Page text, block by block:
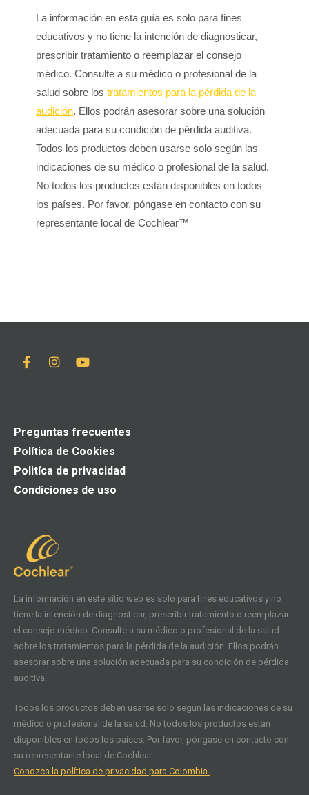
La información en esta guía es solo para fines
educativos y no tiene la intención de diagnosticar,
prescribir tratamiento o reemplazar el consejo
médico. Consulte a su médico o profesional de la
salud sobre lostratamientos para la pérdida de la
audición. Ellos podrán asesorar sobre una solución
adecuada para su condición de pérdida auditiva.
Todos los productos deben usarse solo según las
indicaciones de su médico o profesional de la salud.
No todos los productos están disponibles en todos
los países. Por favor, póngase en contacto con su
representante local de Cochlear™
La información en este sitio web es solo para fines educativos y no
tiene la intención de diagnosticar, prescribir tratamiento o reemplazar
el consejo médico. Consulte a su médico o profesional de la salud
sobre los tratamientos para la pérdida de la audición. Ellos podrán
asesorar sobre una solución adecuada para su condición de pérdida
auditiva.
Todos los productos deben usarse solo según las indicaciones de su
médico o profesional de la salud. No todos los productos están
disponibles en todos los países. Por favor, póngase en contacto con
su representante local de Cochlear.
Conozca la política de privacidad para Colombia.
Preguntas frecuentes
Política de Cookies
Politíca de privacidad
Condiciones de uso